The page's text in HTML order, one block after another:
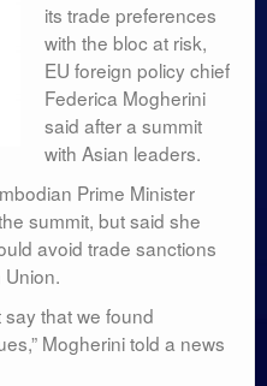
its trade preferences
with the bloc at risk,
EU foreign policy chief
Federica Mogherini
said after a summit
with Asian leaders.
Prime Minister
summit, but said she
avoid trade sanctions
that we found
Mogherini told a news